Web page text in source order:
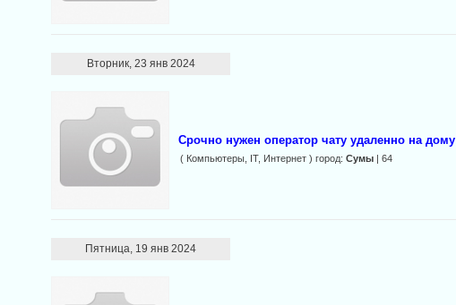
Вторник, 23 янв 2024
Срочно нужен оператор чату удаленно на дому
( Компьютеры, IT, Интернет ) город:Сумы | 64
Пятница, 19 янв 2024